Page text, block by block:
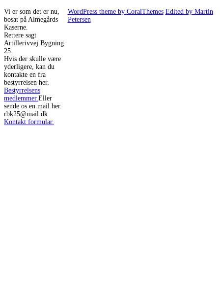
Vi er som det er nu,
bosat på Almegårds
Kaserne.
Rettere sagt
Artillerivvej Bygning
25.
Hvis der skulle være
yderligere, kan du
kontakte en fra
bestyrrelsen her.
Bestyrrelsens
medlemmer.Eller
sende os en mail her.
rbk25@mail.dk
Kontakt formular.
WordPress theme by CoralThemes Edited by Martin
Petersen